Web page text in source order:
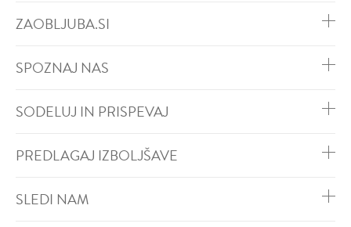
ZAOBLJUBA.SI
SPOZNAJ NAS
SODELUJ IN PRISPEVAJ
PREDLAGAJ IZBOLJŠAVE
SLEDI NAM